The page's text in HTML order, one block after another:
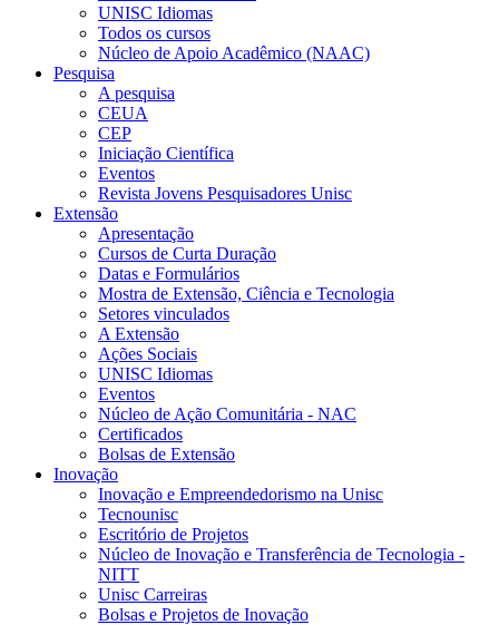
UNISC Idiomas
Todos os cursos
Núcleo de Apoio Acadêmico (NAAC)
Pesquisa
A pesquisa
CEUA
CEP
Iniciação Científica
Eventos
Revista Jovens Pesquisadores Unisc
Extensão
Apresentação
Cursos de Curta Duração
Datas e Formulários
Mostra de Extensão, Ciência e Tecnologia
Setores vinculados
A Extensão
Ações Sociais
UNISC Idiomas
Eventos
Núcleo de Ação Comunitária - NAC
Certificados
Bolsas de Extensão
Inovação
Inovação e Empreendedorismo na Unisc
Tecnounisc
Escritório de Projetos
Núcleo de Inovação e Transferência de Tecnologia -
NITT
Unisc Carreiras
Bolsas e Projetos de Inovação